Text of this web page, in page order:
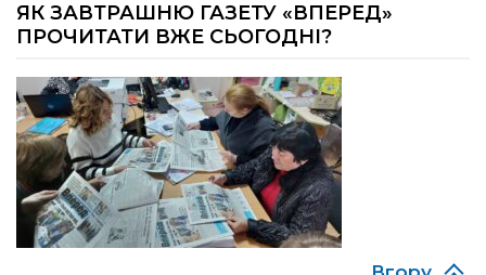
11:55
Учасник обласного конкурсу «Молода людина
року – 2026» у номінація «Творці змін та
15:18
03 сер
Мобільні клініки надали медичну допомогу 4
810 жителям Донеччини
09:27
03 сер
ВПО можуть не платити за частину
комунальних послуг: про що йдеться
ЯК ЗАВТРАШНЮ ГАЗЕТУ «ВПЕРЕД»
ПРОЧИТАТИ ВЖЕ СЬОГОДНІ?